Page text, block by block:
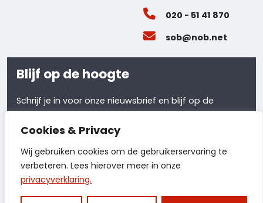
Cookies & Privacy
Wij gebruiken cookies om de gebruikerservaring te
verbeteren. Lees hierover meer in onze
privacyverklaring.
020 - 51 41 870
sob@nob.net
Blijf op de hoogte
Schrijf je in voor onze nieuwsbrief en blijf op de
hoogte van al ons laatste nieuws.
Meld je aan
© 2026 - NOB Privacyverklaring